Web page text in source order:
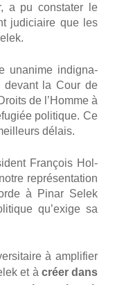
a pu consta­ter le
judi­ciaire que les
una­nime indi­gna­
devant la Cour de
de l’Homme à
poli­tique. Ce
délais.
Fran­çois Hol­
repré­sen­ta­tion
à Pinar Selek
qu’exige sa
à ampli­fier
et à créer dans